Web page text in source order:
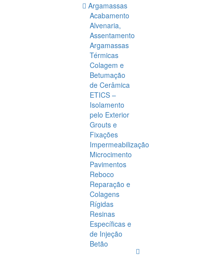
Argamassas
Acabamento
Alvenaria,
Assentamento
Argamassas
Térmicas
Colagem e
Betumação
de Cerâmica
ETICS –
Isolamento
pelo Exterior
Grouts e
Fixações
Impermeabilização
Microcimento
Pavimentos
Reboco
Reparação e
Colagens
Rígidas
Resinas
Específicas e
de Injeção
Betão